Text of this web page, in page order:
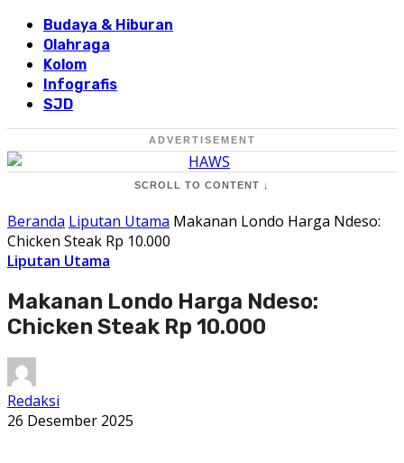
Budaya & Hiburan
Olahraga
Kolom
Infografis
SJD
ADVERTISEMENT
SCROLL TO CONTENT ↓
Beranda Liputan Utama Makanan Londo Harga Ndeso:
Chicken Steak Rp 10.000
Liputan Utama
Makanan Londo Harga Ndeso:
Chicken Steak Rp 10.000
Redaksi
26 Desember 2025